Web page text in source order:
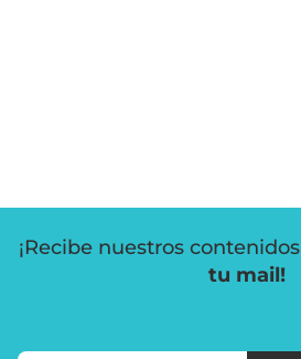
¡Recibe nuestros contenidos
tu mail!